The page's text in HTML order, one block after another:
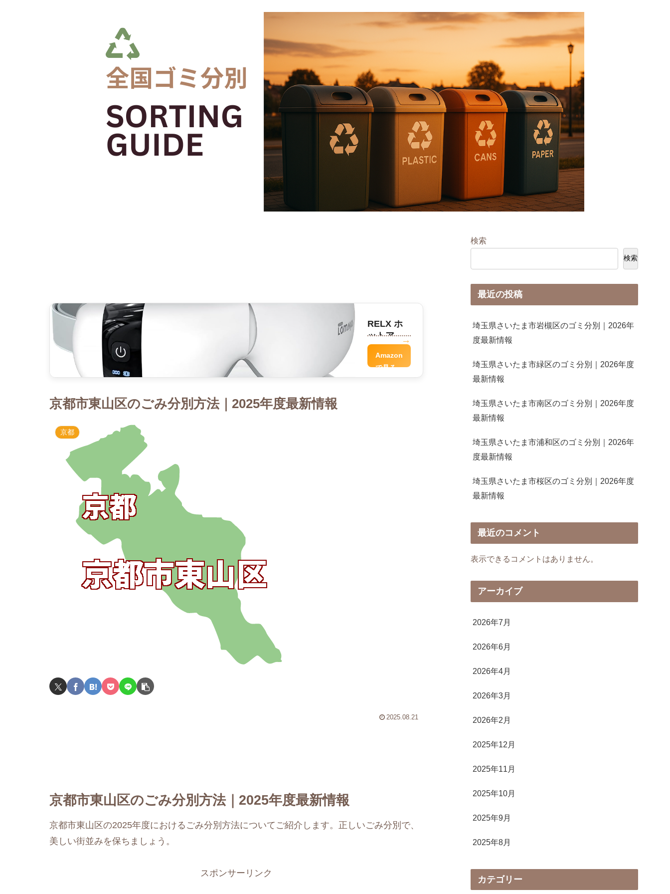
RELX ホ
ットアイ
マスク
Amazon
で見る
京都市東山区のごみ分別方法｜2025年度最新情報
京都
2025.08.21
京都市東山区のごみ分別方法｜2025年度最新情報
京都市東山区の2025年度におけるごみ分別方法についてご紹介します。正しいごみ分別で、
美しい街並みを保ちましょう。
スポンサーリンク
検索
検索
最近の投稿
埼玉県さいたま市岩槻区のゴミ分別｜2026年
度最新情報
埼玉県さいたま市緑区のゴミ分別｜2026年度
最新情報
埼玉県さいたま市南区のゴミ分別｜2026年度
最新情報
埼玉県さいたま市浦和区のゴミ分別｜2026年
度最新情報
埼玉県さいたま市桜区のゴミ分別｜2026年度
最新情報
最近のコメント
表示できるコメントはありません。
アーカイブ
2026年7月
2026年6月
2026年4月
2026年3月
2026年2月
2025年12月
2025年11月
2025年10月
2025年9月
2025年8月
カテゴリー